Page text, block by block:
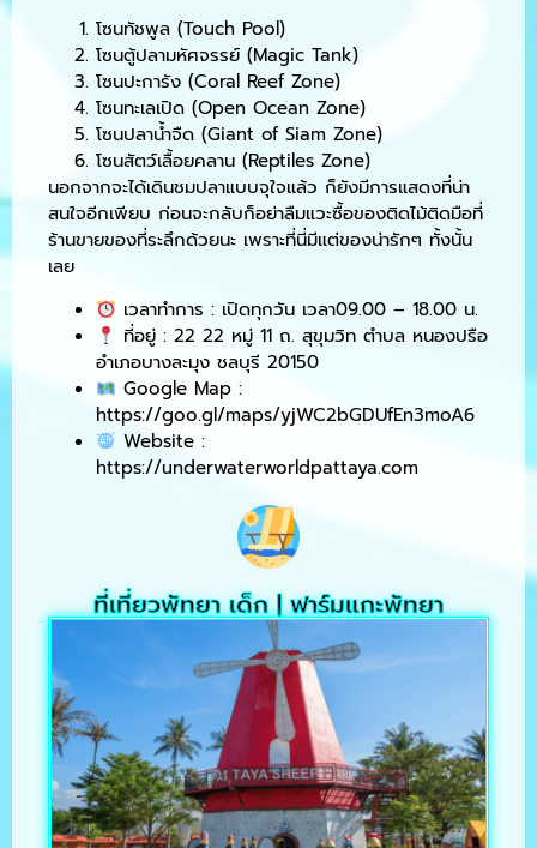
โซนทัชพูล (Touch Pool)
โซนตู้ปลามหัศจรรย์ (Magic Tank)
โซนปะการัง (Coral Reef Zone)
โซนทะเลเปิด (Open Ocean Zone)
โซนปลาน้ำจืด (Giant of Siam Zone)
โซนสัตว์เลื้อยคลาน (Reptiles Zone)
นอกจากจะได้เดินชมปลาแบบจุใจแล้ว ก็ยังมีการแสดงที่น่า
สนใจอีกเพียบ ก่อนจะกลับก็อย่าลืมแวะซื้อของติดไม้ติดมือที่
ร้านขายของที่ระลึกด้วยนะ เพราะที่นี่มีแต่ของน่ารักๆ ทั้งนั้น
เลย
เวลาทำการ : เปิดทุกวัน เวลา09.00 – 18.00 น.
ที่อยู่ : 22 22 หมู่ 11 ถ. สุขุมวิท ตำบล หนองปรือ
อำเภอบางละมุง ชลบุรี 20150
Google Map :
https://goo.gl/maps/yjWC2bGDUfEn3moA6
Website :
https://underwaterworldpattaya.com
ที่เที่ยวพัทยา เด็ก | ฟาร์มแกะพัทยา